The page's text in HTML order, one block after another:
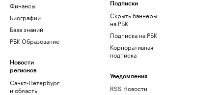
Финансы
Биографии
База знаний
РБК Образование
Новости
регионов
Санкт-Петербург
и область
Подписки
Скрыть баннеры
на РБК
Подписка на РБК
Корпоративная
подписка
Уведомления
RSS Новости